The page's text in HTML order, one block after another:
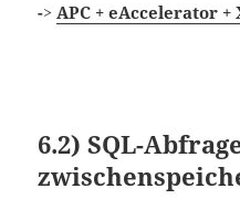
->APC + eAccelerator +
6.2)SQL-